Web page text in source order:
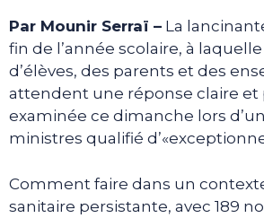
Par Mounir Serraï – La
fin de l’année scolaire, à
d’élèves, des parents et des
attendent une réponse claire et
examinée ce dimanche lors
ministres qualifié
Comment faire dans un
sanitaire persistante, avec 189